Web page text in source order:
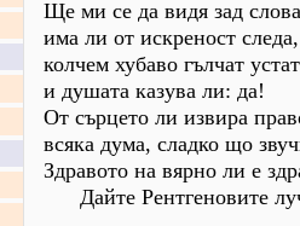
Ще ми се да видя зад
има ли от искреност следа,
колчем хубаво гълчат
и душата казува ли: да!
От сърцето ли извира
всяка дума, сладко що
Здравото на вярно ли е
Дайте Рентгеновите